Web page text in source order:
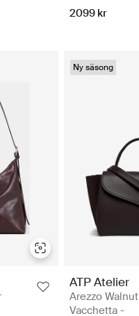
2099 kr
Ny säsong
ATP Atelier
Arezzo Walnut
Vacchetta -